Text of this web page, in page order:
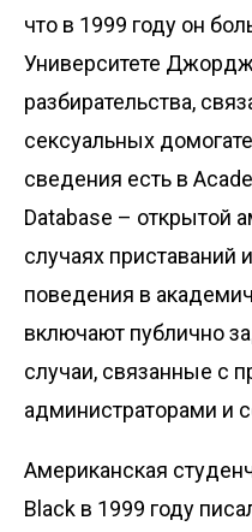
что в 1999 году он
Университете
разбирательства,
сексуальных
сведения есть в
Database – открытой
случаях приставаний
поведения в
включают публично
случаи, связанные с
администраторами и
Американская
Black в 1999 году